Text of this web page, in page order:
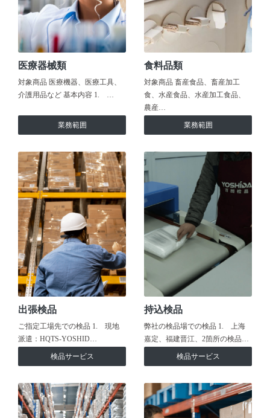
医療器械類
対象商品 医療機器、医療工具、
介護用品など 基本内容 1. …
業務範囲
食料品類
対象商品 畜産食品、畜産加工
食、水産食品、水産加工食品、
農産…
業務範囲
出張検品
ご指定工場先での検品 1. 現地
派遣：HQTS-YOSHID…
検品サービス
持込検品
弊社の検品場での検品 1. 上海
嘉定、福建晋江、2箇所の検品…
検品サービス